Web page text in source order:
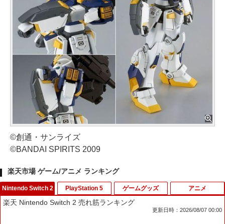
©創通・サンライズ
©BANDAI SPIRITS 2009
楽天市場 ゲーム/アニメ ランキング
Nintendo Switch 2
楽天 Nintendo Switch 2 売れ筋ランキング
更新日時：2026/08/07 00:00
PlayStation 5 ゲームグッズ アニメ